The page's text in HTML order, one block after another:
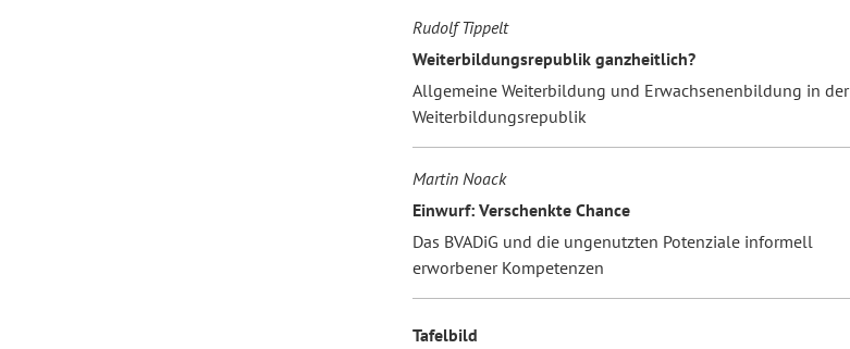
Rudolf Tippelt
Weiterbildungsrepublik ganzheitlich?
Allgemeine Weiterbildung und Erwachsenenbildung in der
Weiterbildungsrepublik
Martin Noack
Einwurf: Verschenkte Chance
Das BVADiG und die ungenutzten Potenziale informell
erworbener Kompetenzen
Tafelbild